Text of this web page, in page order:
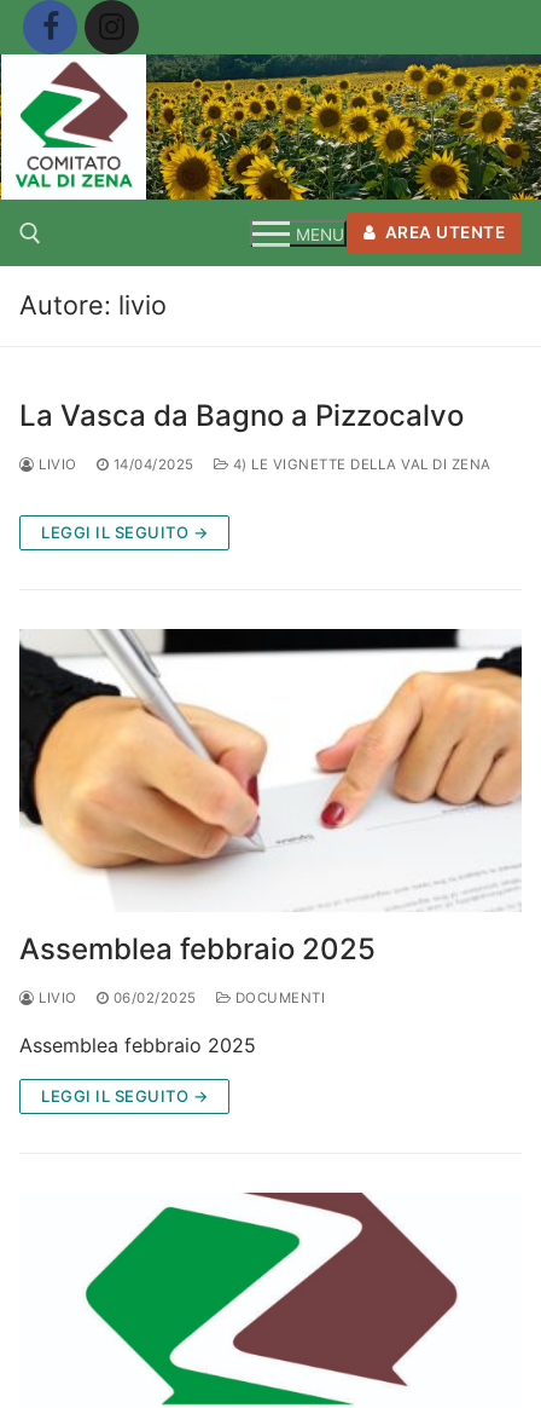
Vai
contenuto
MENU AREA UTENTE
Autore: livio
La Vasca da Bagno a Pizzocalvo
LIVIO 14/04/2025 4) LE VIGNETTE DELLA VAL DI ZENA
LEGGI IL SEGUITO →
Assemblea febbraio 2025
LIVIO 06/02/2025 DOCUMENTI
Assemblea febbraio 2025
LEGGI IL SEGUITO →